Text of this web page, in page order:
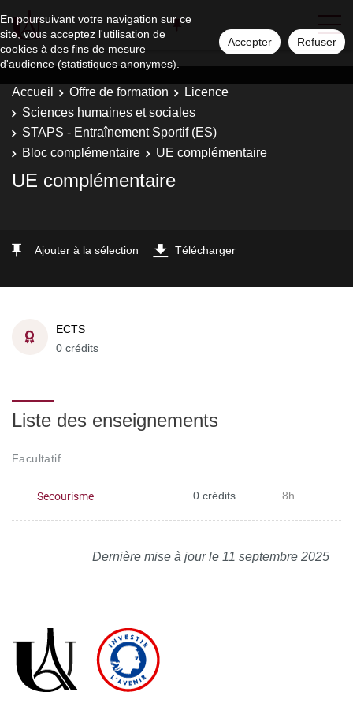
En poursuivant votre navigation sur ce
site, vous acceptez l'utilisation de
cookies à des fins de mesure
d'audience (statistiques anonymes).
Accepter Refuser
Accueil Offre de formation
Licence
Sciences humaines et sociales
STAPS - Entraînement Sportif (ES)
Bloc complémentaire
UE complémentaire
UE complémentaire
Ajouter à la sélection Télécharger
ECTS
0 crédits
Liste des enseignements
Facultatif
Secourisme 0 crédits 8h
Dernière mise à jour le 11 septembre 2025